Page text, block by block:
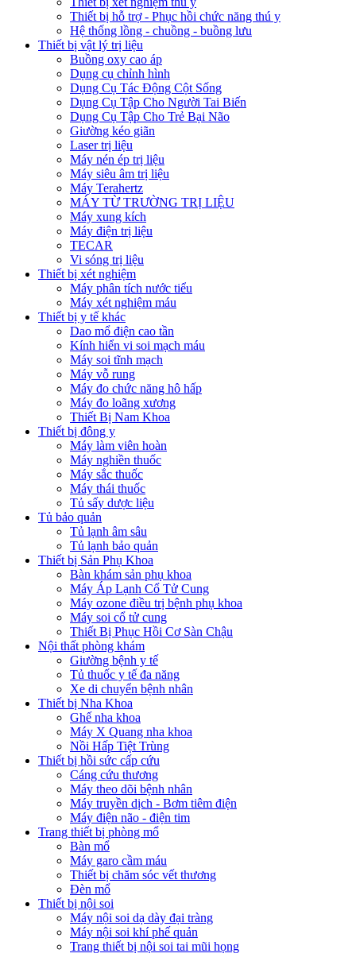
Thiết bị hỗ trợ - Phục hồi chức năng thú y
Hệ thống lồng - chuồng - buồng lưu
Thiết bị vật lý trị liệu
Buồng oxy cao áp
Dụng cụ chỉnh hình
Dụng Cụ Tác Động Cột Sống
Dụng Cụ Tập Cho Người Tai Biến
Dụng Cụ Tập Cho Trẻ Bại Não
Giường kéo giãn
Laser trị liệu
Máy nén ép trị liệu
Máy siêu âm trị liệu
Máy Terahertz
MÁY TỪ TRƯỜNG TRỊ LIỆU
Máy xung kích
Máy điện trị liệu
TECAR
Vi sóng trị liệu
Thiết bị xét nghiệm
Máy phân tích nước tiểu
Máy xét nghiệm máu
Thiết bị y tế khác
Dao mổ điện cao tần
Kính hiển vi soi mạch máu
Máy soi tĩnh mạch
Máy vỗ rung
Máy đo chức năng hô hấp
Máy đo loãng xương
Thiết Bị Nam Khoa
Thiết bị đông y
Máy làm viên hoàn
Máy nghiền thuốc
Máy sắc thuốc
Máy thái thuốc
Tủ sấy dược liệu
Tủ bảo quản
Tủ lạnh âm sâu
Tủ lạnh bảo quản
Thiết bị Sản Phụ Khoa
Bàn khám sản phụ khoa
Máy Áp Lạnh Cổ Tử Cung
Máy ozone điều trị bệnh phụ khoa
Máy soi cổ tử cung
Thiết Bị Phục Hồi Cơ Sàn Chậu
Nội thất phòng khám
Giường bệnh y tế
Tủ thuốc y tế đa năng
Xe di chuyển bệnh nhân
Thiết bị Nha Khoa
Ghế nha khoa
Máy X Quang nha khoa
Nồi Hấp Tiệt Trùng
Thiết bị hồi sức cấp cứu
Cáng cứu thương
Máy theo dõi bệnh nhân
Máy truyền dịch - Bơm tiêm điện
Máy điện não - điện tim
Trang thiết bị phòng mổ
Bàn mổ
Máy garo cầm máu
Thiết bị chăm sóc vết thương
Đèn mổ
Thiết bị nội soi
Máy nội soi dạ dày đại tràng
Máy nội soi khí phế quản
Trang thiết bị nội soi tai mũi họng